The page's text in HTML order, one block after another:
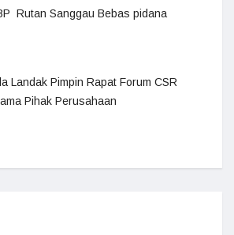
Rutan Sanggau Bebas pidana
Landak Pimpin Rapat Forum CSR
Pihak Perusahaan